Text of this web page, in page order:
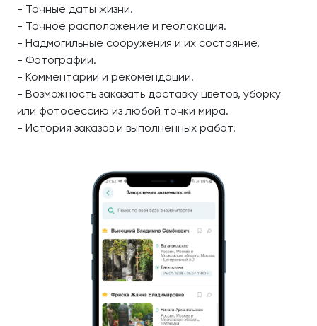
- Точные даты жизни.
- Точное расположение и геолокация.
- Надмогильные сооружения и их состояние.
- Фотографии.
- Комментарии и рекомендации.
- Возможность заказать доставку цветов, уборку
или фотосессию из любой точки мира.
- История заказов и выполненных работ.